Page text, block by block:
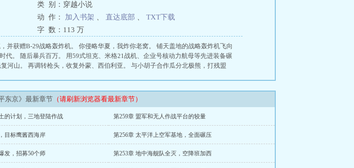
类 别：穿越小说
动 作： 加入书架 直达底部
TXT下载
字 数： 113 万
并获赠B-29战略轰炸机。 你侵略华夏，我炸你老窝。 铺天盖地的战略轰炸机飞向
代。 随后暴兵百万。 用59式坦克、米格21战机、企业号核动力航母等先进装备碾
河山。 再调转枪头，收复外蒙、西伯利亚。 与小胡子合作瓜分北极熊，打残盟
东京》最新章节 （请刷新浏览器看最新章节）
的计划，三地登陆作战 第259章 盟军和无人作战平台的较量
目标鹰酱西海岸 第256章 太平洋上空军基地，全面碾压
发，招募50个师 第253章 地中海舰队全灭，空降班加西